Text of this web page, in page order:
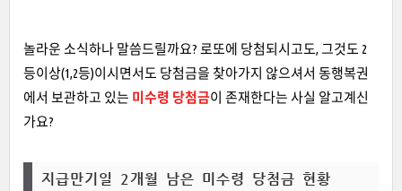
놀라운 소식하나 말씀드릴까요? 로또에 당첨되시고도, 그것도 2
등이상(1,2등)이시면서도 당첨금을 찾아가지 않으셔서 동행복권
에서 보관하고 있는 미수령 당첨금이 존재한다는 사실 알고계신
가요?
지급만기일 2개월 남은 미수령 당첨금 현황